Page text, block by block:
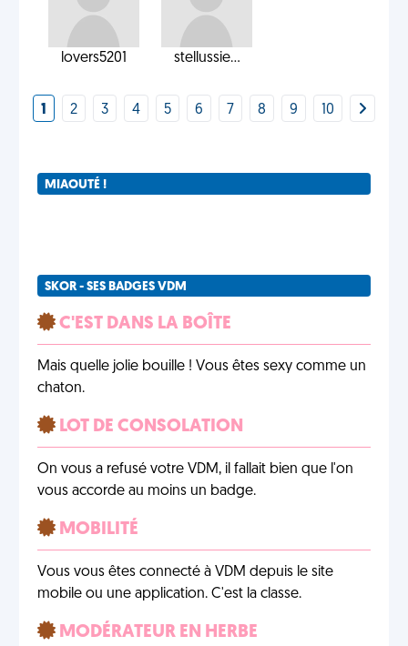
lovers5201 stellussie...
1 2 3 4 5 6 7 8 9 10
MIAOUTÉ !
SKOR - SES BADGES VDM
C'EST DANS LA BOÎTE
Mais quelle jolie bouille ! Vous êtes sexy comme un
chaton.
LOT DE CONSOLATION
On vous a refusé votre VDM, il fallait bien que l'on
vous accorde au moins un badge.
MOBILITÉ
Vous vous êtes connecté à VDM depuis le site
mobile ou une application. C'est la classe.
MODÉRATEUR EN HERBE